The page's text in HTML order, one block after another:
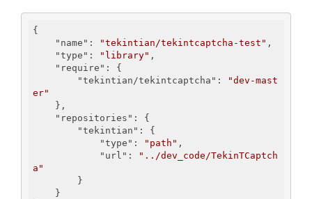
{
    "
name ": "tekintian/tekintcaptcha-test" ,
    "
type ": "library" ,
    "
require ": {
        "
tekintian/tekintcaptcha ":
"dev-mast
er"
    "
repositories ": {
        "
tekintian ": {
            "
type ": "path" ,
            "
url ":
"../dev_code/TekinTCaptch
a"